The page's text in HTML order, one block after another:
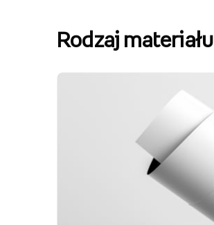
Rodzaj materiału